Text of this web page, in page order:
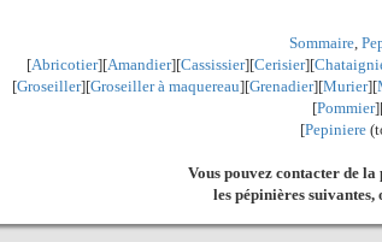
Sommaire,
[Abricotier][Amandier][Cassissier][Cerisier][
[Groseiller][Groseiller à maquereau][Grenadier][Murier][
[Pommier
[Pepiniere
Vous pouvez contacter de la
les pépinières